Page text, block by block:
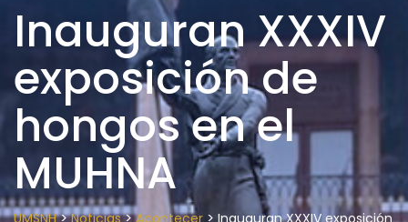
Inauguran XXXIV
exposición de
hongos en el
MUHNA
UMSNH>Noticias>Acontecer > Inauguran XXXIV exposición